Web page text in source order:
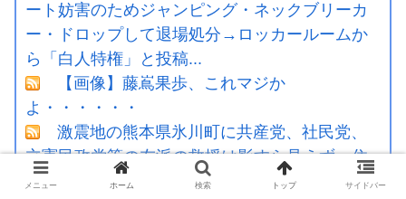
ート妨害のためジャンピング・ネックブリーカ
ー・ドロップして退場処分→ロッカールームか
ら「白人特権」と投稿...
【画像】藤嶌果歩、これマジか
よ・・・・・・
激震地の熊本県氷川町に共産党、社民党、
立憲民政党等の左派の救援は影すら見えず。住
民苦言
メニュー ホーム 検索 トップ サイドバー